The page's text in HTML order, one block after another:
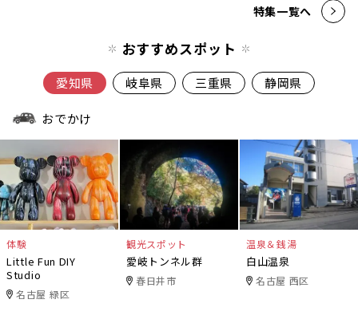
特集一覧へ
おすすめスポット
愛知県 岐阜県 三重県 静岡県
おでかけ
体験
Little Fun DIY
Studio
名古屋 緑区
観光スポット
愛岐トンネル群
春日井市
温泉＆銭湯
白山温泉
名古屋 西区